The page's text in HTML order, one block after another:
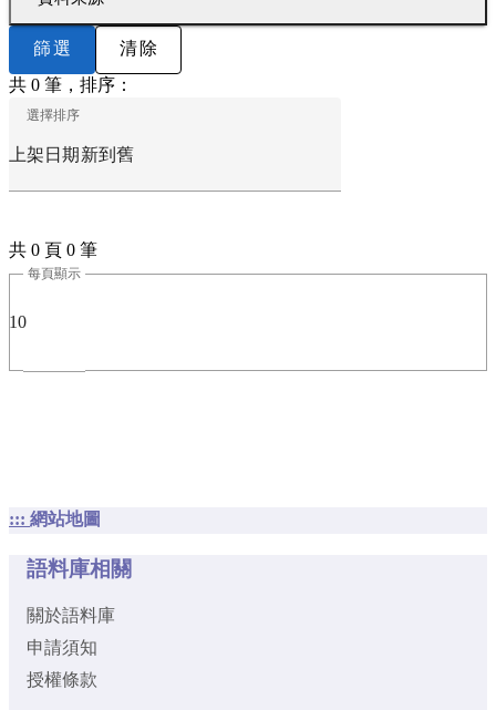
篩選
清除
共 0 筆，排序：
選擇排序
上架日期新到舊
共 0 頁 0 筆
10
每頁顯示
::: 網站地圖
語料庫相關
關於語料庫
申請須知
授權條款